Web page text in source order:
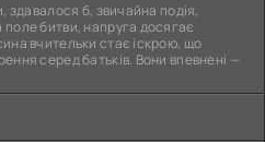
здавалося б, звичайна подія,
битви, напруга досягає
вчительки стає іскрою, що
серед батьків. Вони впевнені —